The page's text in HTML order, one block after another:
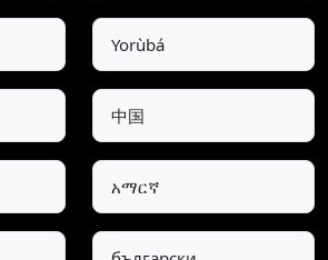
Yorùbá
中国
አማርኛ